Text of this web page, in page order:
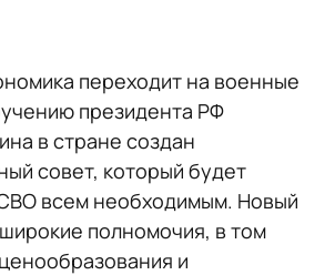
переходит на военные
президента РФ
в стране создан
совет, который будет
всем необходимым. Новый
полномочия, в том
и